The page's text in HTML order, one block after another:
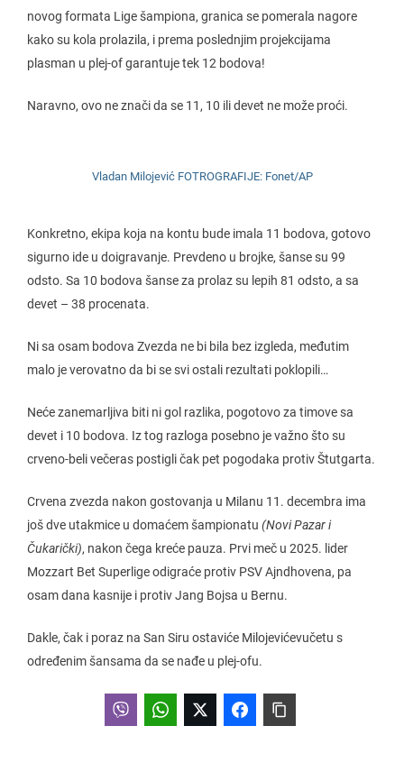
novog formata Lige šampiona, granica se pomerala nagore
kako su kola prolazila, i prema poslednjim projekcijama
plasman u plej-of garantuje tek 12 bodova!
Naravno, ovo ne znači da se 11, 10 ili devet ne može proći.
Vladan Milojević FOTROGRAFIJE: Fonet/AP
Konkretno, ekipa koja na kontu bude imala 11 bodova, gotovo
sigurno ide u doigravanje. Prevdeno u brojke, šanse su 99
odsto. Sa 10 bodova šanse za prolaz su lepih 81 odsto, a sa
devet – 38 procenata.
Ni sa osam bodova Zvezda ne bi bila bez izgleda, međutim
malo je verovatno da bi se svi ostali rezultati poklopili…
Neće zanemarljiva biti ni gol razlika, pogotovo za timove sa
devet i 10 bodova. Iz tog razloga posebno je važno što su
crveno-beli večeras postigli čak pet pogodaka protiv Štutgarta.
Crvena zvezda nakon gostovanja u Milanu 11. decembra ima
još dve utakmice u domaćem šampionatu (Novi Pazar i
Čukarički), nakon čega kreće pauza. Prvi meč u 2025. lider
Mozzart Bet Superlige odigraće protiv PSV Ajndhovena, pa
osam dana kasnije i protiv Jang Bojsa u Bernu.
Dakle, čak i poraz na San Siru ostaviće Milojevićevučetu s
određenim šansama da se nađe u plej-ofu.